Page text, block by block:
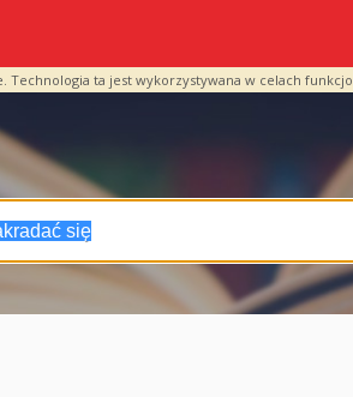
ta jest wykorzystywana w celach